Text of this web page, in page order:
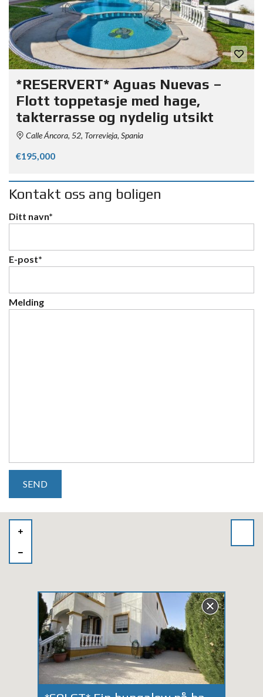
*RESERVERT* Aguas Nuevas –
Flott toppetasje med hage,
takterrasse og nydelig utsikt
Calle Áncora, 52, Torrevieja, Spania
€195,000
Kontakt oss ang boligen
Ditt navn*
E-post*
Melding